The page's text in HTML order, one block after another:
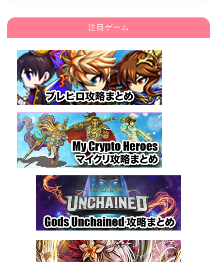
注目ゲーム